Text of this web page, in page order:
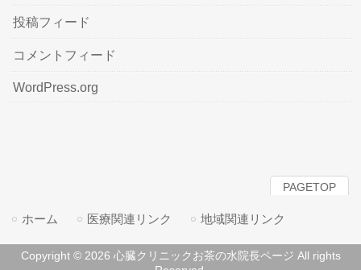
投稿フィード
コメントフィード
WordPress.org
PAGETOP
ホーム 医療関連リンク 地域関連リンク
Copyright © 2026 心臓クリニックお茶の水院長ページ All rights